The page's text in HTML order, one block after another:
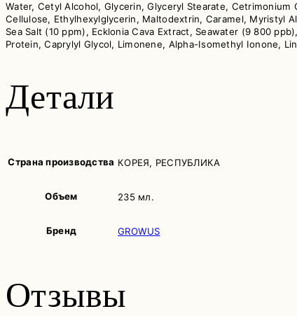
Water, Cetyl Alcohol, Glycerin, Glyceryl Stearate,
Cellulose, Ethylhexylglycerin, Maltodextrin, Caramel, Myristyl
Sea Salt (10 ppm), Ecklonia Cava Extract, Seawater (9 800
Protein, Caprylyl Glycol, Limonene, Alpha-Isomethyl Ionone,
Детали
Страна производства КОРЕЯ, РЕСПУБЛИКА
Объем 235 мл.
Бренд GROWUS
Отзывы